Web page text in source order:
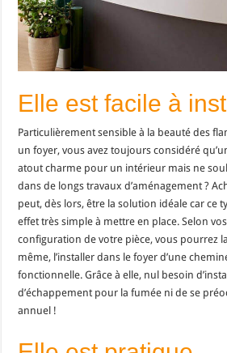
Elle est facile à
Particulièrement sensible à la beauté des
un foyer, vous avez toujours considéré
atout charme pour un intérieur mais ne
dans de longs travaux d’aménagement ?
peut, dès lors, être la solution idéale car ce
effet très simple à mettre en place. Selon
configuration de votre pièce, vous pourrez
même, l’installer dans le foyer d’une
fonctionnelle. Grâce à elle, nul besoin
d’échappement pour la fumée ni de se
annuel !